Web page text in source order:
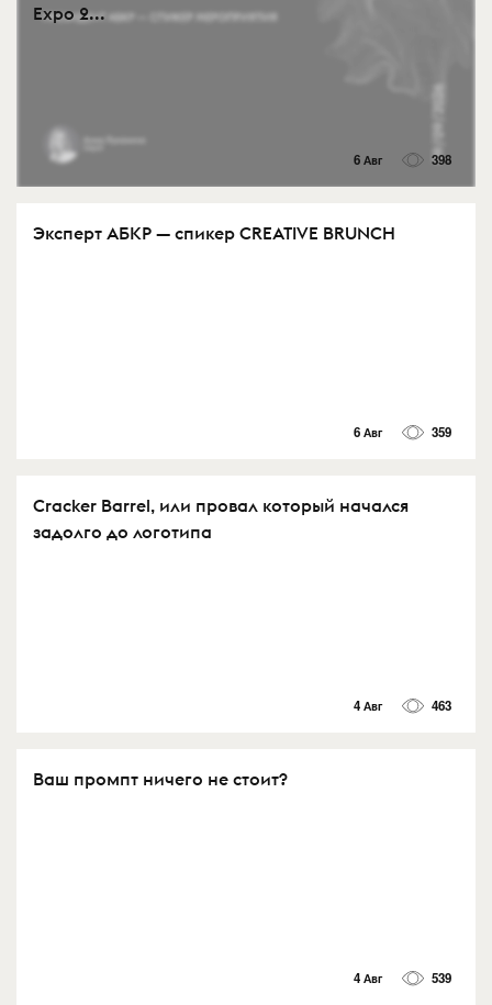
Expo 2...
6 Авг 398
Эксперт АБКР — спикер CREATIVE BRUNCH
6 Авг 359
Cracker Barrel, или провал который начался
задолго до логотипа
4 Авг 463
Ваш промпт ничего не стоит?
4 Авг 539